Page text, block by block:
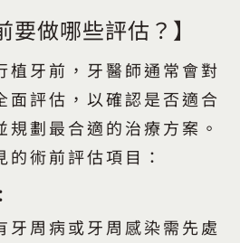
要做哪些評估？ 】
植牙前，牙醫師通常會對
面評估，以確認是否適合
規劃最合適的治療方案。
的術前評估項目：
牙周病或牙周感染需先處